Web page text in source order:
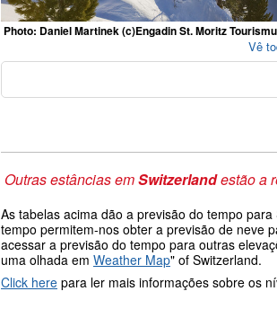
Photo: Daniel Martinek (c)Engadin St. Moritz
Vê
Outras estâncias emSwitzerlandestão a
As tabelas acima dão a previsão do tempo
tempo permitem-nos obter a previsão de neve
acessar a previsão do tempo para outras
uma olhada em Weather Map" of Switzerland.
Click here para ler mais informações sobre os